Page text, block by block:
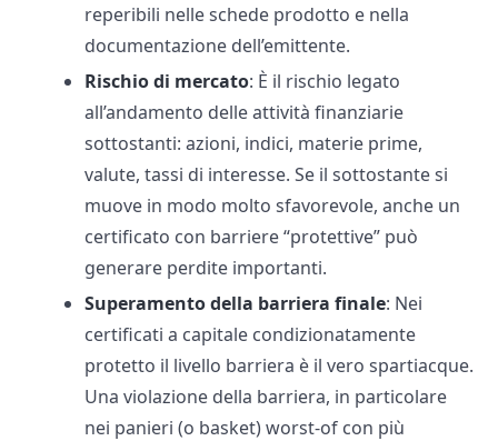
reperibili nelle schede prodotto e nella
documentazione dell’emittente.
Rischio di mercato: È il rischio legato
all’andamento delle attività finanziarie
sottostanti: azioni, indici, materie prime,
valute, tassi di interesse. Se il sottostante si
muove in modo molto sfavorevole, anche un
certificato con barriere “protettive” può
generare perdite importanti.
Superamento della barriera finale: Nei
certificati a capitale condizionatamente
protetto il livello barriera è il vero spartiacque.
Una violazione della barriera, in particolare
nei panieri (o basket) worst-of con più